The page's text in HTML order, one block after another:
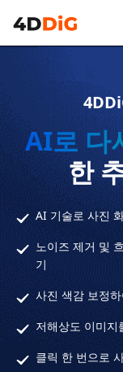
AI로 다
한
AI 기술로 사진
노이즈 제거 및
기
사진 색감 보정
저해상도 이미
클릭 한 번으로